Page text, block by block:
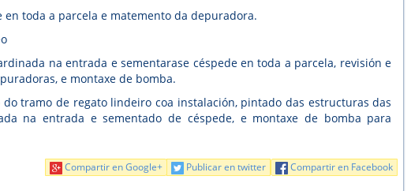
en toda a parcela e matemento da depuradora.
na entrada e sementarase céspede en toda a parcela, revisión e
e montaxe de bomba.
tramo de regato lindeiro coa instalación, pintado das estructuras das
na entrada e sementado de céspede, e montaxe de bomba para
Compartir en Facebook
Publicar en twitter
Compartir en Google+